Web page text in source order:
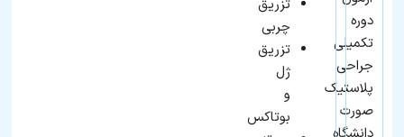
دوره
تکمیلی
جراحی
پلاستیک
صورت
تزریق
چربی
تزریق
ژل
و
بوتاکس